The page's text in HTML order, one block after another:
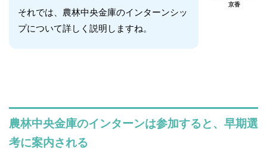
それでは、農林中央金庫のインターンシッ
プについて詳しく説明しますね。
京香
農林中央金庫のインターンは参加すると、早期選
考に案内される